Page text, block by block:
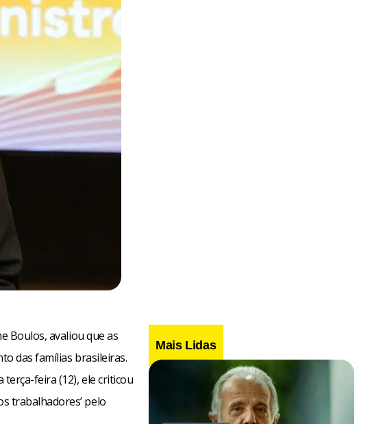
Boulos, avaliou que as
das famílias brasileiras.
terça-feira (12), ele criticou
trabalhadores’ pelo
Mais Lidas